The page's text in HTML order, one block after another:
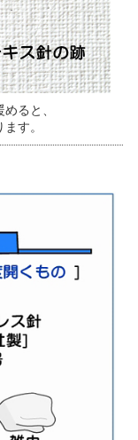
ると、
す。